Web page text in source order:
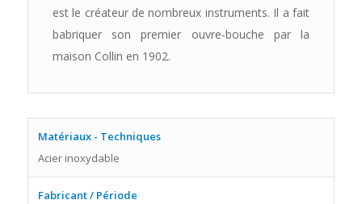
est le créateur de nombreux instruments. Il a fait
babriquer son premier ouvre-bouche par la
maison Collin en 1902.
Matériaux - Techniques
Acier inoxydable
Fabricant / Période